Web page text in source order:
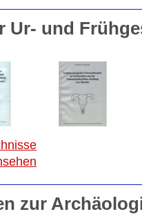
Ur- und
zur